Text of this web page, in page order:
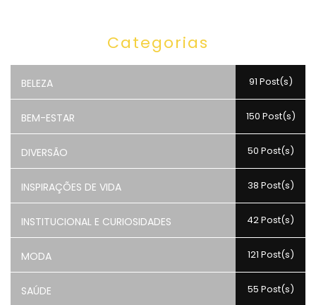
Categorias
BELEZA 91 Post(s)
BEM-ESTAR 150 Post(s)
DIVERSÃO 50 Post(s)
INSPIRAÇÕES DE VIDA 38 Post(s)
INSTITUCIONAL E CURIOSIDADES 42 Post(s)
MODA 121 Post(s)
SAÚDE 55 Post(s)